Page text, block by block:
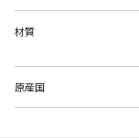
材質
原産国